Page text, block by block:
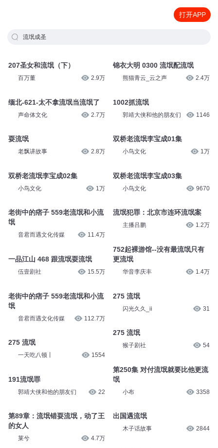
打开APP
流氓成圣
207圣女和流氓（下）
百万董 2.9万
缅北-621-太不拿流氓当流氓了
声命体文化 2.7万
耍流氓
老飘讲故事 2.8万
双桥老流氓李宝成02集
小鸟文化 1万
老街中的痞子 559老流氓和小流
氓
音君而遇文化传媒 11.4万
一品江山 468 跟流氓耍流氓
伍壹剧社 15.5万
老街中的痞子 559老流氓和小流
氓
音君而遇文化传媒 112.7万
275 流氓
一天吃八顿丨 1554
191流氓罪
郭靖大侠和他的朋友们 22
第89章：流氓错耍流氓，动了王
的女人
莱兮 4.7万
锦衣大明 0300 流氓配流氓
熊猫青云_云之声 2.4万
1002抓流氓
郭靖大侠和他的朋友们 1146
双桥老流氓李宝成01集
小鸟文化 1万
双桥老流氓李宝成03集
小鸟文化 9670
流氓犯罪：北京市连环流氓案
主播吕鹏 1.2万
752起裸游馆--没有最流氓只有
更流氓
华音李庆丰 1.4万
275 流氓
闪光久久_ii 31
275 流氓
猴子剧社 54
第250集 对付流氓就要比他更流
氓
小布 3358
出国遇流氓
木子话故事 2844